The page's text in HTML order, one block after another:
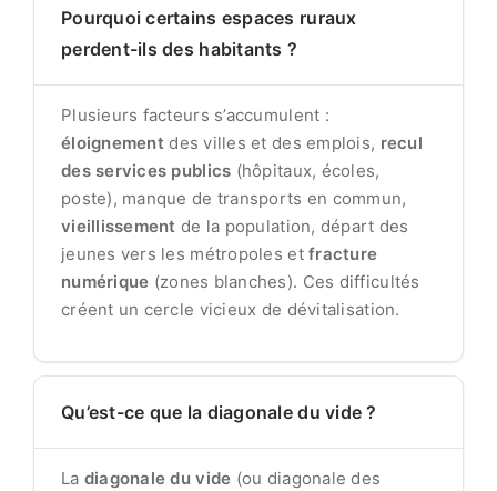
Pourquoi certains espaces ruraux
perdent-ils des habitants ?
Plusieurs facteurs s’accumulent :
éloignement des villes et des emplois, recul
des services publics (hôpitaux, écoles,
poste), manque de transports en commun,
vieillissement de la population, départ des
jeunes vers les métropoles etfracture
numérique (zones blanches). Ces difficultés
créent un cercle vicieux de dévitalisation.
Qu’est-ce que la diagonale du vide ?
La diagonale du vide (ou diagonale des